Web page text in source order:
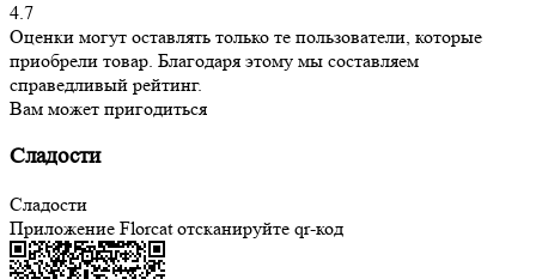
4.7
Оценки могут оставлять только те пользователи, которые
приобрели товар. Благодаря этому мы составляем
справедливый рейтинг.
Вам может пригодиться
Сладости
Сладости
Приложение Florcat отсканируйте qr-код